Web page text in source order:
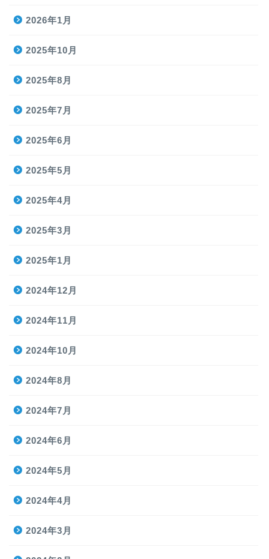
2026年1月
2025年10月
2025年8月
2025年7月
2025年6月
2025年5月
2025年4月
2025年3月
2025年1月
2024年12月
2024年11月
2024年10月
2024年8月
2024年7月
2024年6月
2024年5月
2024年4月
2024年3月